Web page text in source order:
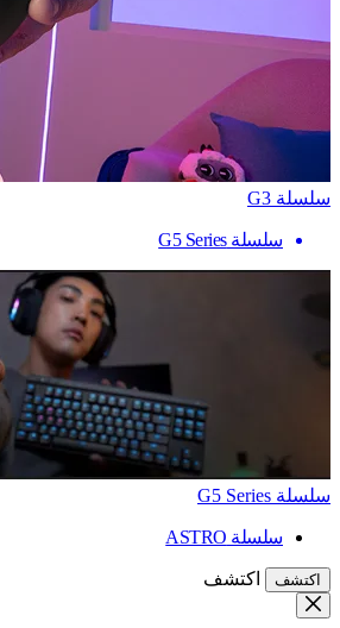
سلسلة G3
سلسلة G5 Series
سلسلة G5 Series
سلسلة ASTRO
اكتشف اكتشف